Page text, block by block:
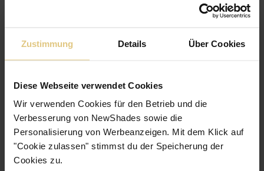
Zustimmung Details Über Cookies
Diese Webseite verwendet Cookies
Wir verwenden Cookies für den Betrieb und die
Verbesserung von NewShades sowie die
Personalisierung von Werbeanzeigen. Mit dem Klick auf
"Cookie zulassen" stimmst du der Speicherung der
Cookies zu.
Alu-Jalousie Gebürstet 50 ab CHF 211
Jetzt zum Produkt